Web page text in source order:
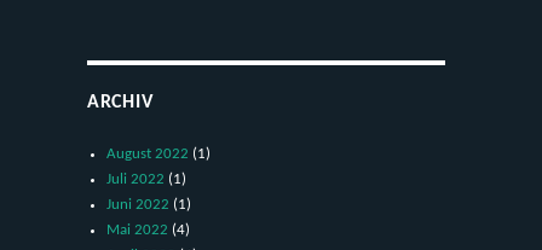
ARCHIV
August 2022 (1)
Juli 2022 (1)
Juni 2022 (1)
Mai 2022 (4)